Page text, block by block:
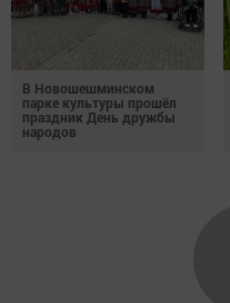
В Новошешминском
парке культуры прошёл
праздник День дружбы
народов